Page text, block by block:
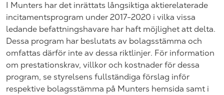
I Munters har det inrättats långsiktiga aktierelaterade
incitamentsprogram under 2017-2020 i vilka vissa
ledande befattningshavare har haft möjlighet att delta.
Dessa program har beslutats av bolagsstämma och
omfattas därför inte av dessa riktlinjer. För information
om prestationskrav, villkor och kostnader för dessa
program, se styrelsens fullständiga förslag inför
respektive bolagsstämma på Munters hemsida samt i